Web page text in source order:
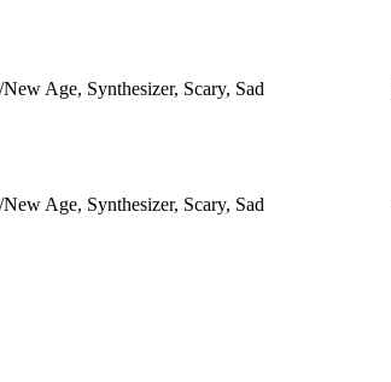
Age, Synthesizer, Scary, Sad
Age, Synthesizer, Scary, Sad